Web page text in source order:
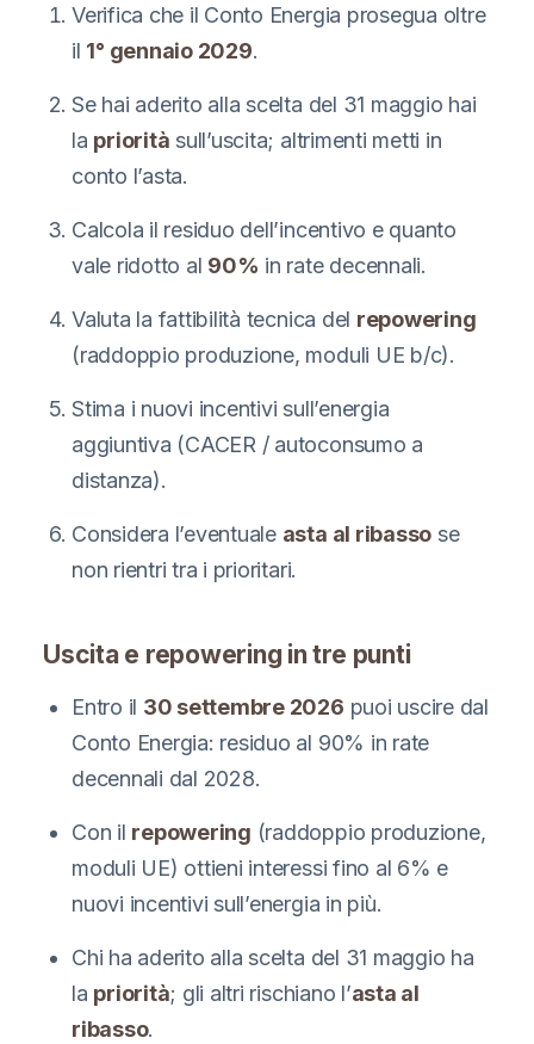
Verifica che il Conto Energia prosegua oltre
il 1° gennaio 2029.
Se hai aderito alla scelta del 31 maggio hai
la priorità sull’uscita; altrimenti metti in
conto l’asta.
Calcola il residuo dell’incentivo e quanto
vale ridotto al 90% in rate decennali.
Valuta la fattibilità tecnica del repowering
(raddoppio produzione, moduli UE b/c).
Stima i nuovi incentivi sull’energia
aggiuntiva (CACER / autoconsumo a
distanza).
Considera l’eventuale asta al ribasso se
non rientri tra i prioritari.
Uscita e repowering in tre punti
Entro il 30 settembre 2026 puoi uscire dal
Conto Energia: residuo al 90% in rate
decennali dal 2028.
Con il repowering (raddoppio produzione,
moduli UE) ottieni interessi fino al 6% e
nuovi incentivi sull’energia in più.
Chi ha aderito alla scelta del 31 maggio ha
la priorità; gli altri rischiano l’asta al
ribasso.